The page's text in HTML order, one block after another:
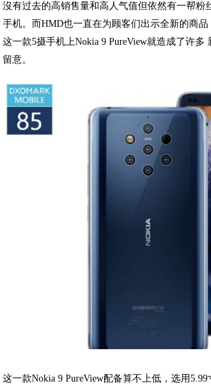
沒有过去的高销售量和高人气值但依然有一帮粉
手机。而HMD也一直在为顾客们出示全新的商品
这一款5摄手机上Nokia 9 PureView就造成了许多
留意。
这一款Nokia 9 PureView配备算不上低，选用